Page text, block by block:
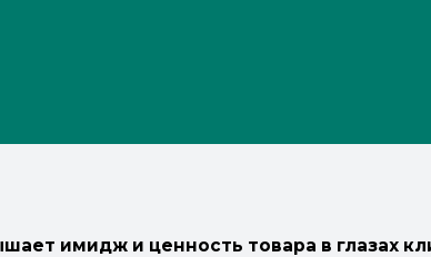
имидж и ценность товара в глазах